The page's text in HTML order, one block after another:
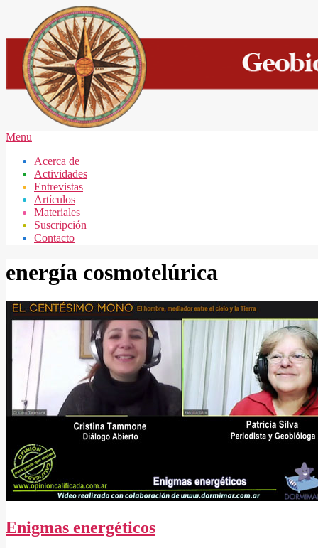
content
GEOBIOLOGÍA
DEL
PLATA
Secondary
Menu
Menu
Acerca de
Actividades
Entrevistas
Artículos
Materiales
Suscripción
Contacto
energía cosmotelúrica
Enigmas energéticos